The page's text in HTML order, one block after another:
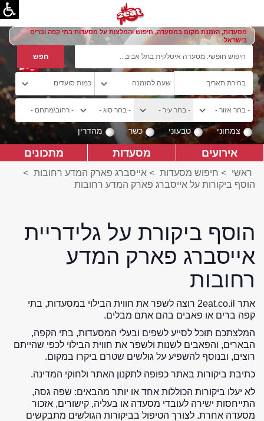
מסעדות, הזמנת מקום במסעדה, חיפוש והמלצות על מסעדות בתי קפה וברים
בישראל
צמחוני טבעוני כשר מהדרין
אירועים מסעדות מתכונים
ראשי > חיפוש מסעדות > אייסברג פארק המדע רחובות >
הוסף ביקורות על אייסברג פארק המדע רחובות
הוסף ביקורת על גלידריית
אייסברג פארק המדע
רחובות
אתר 2eat.co.il רוצה לשפר את חווית הבילוי במסעדות, בתי
קפה ברים או פאבים בהם אתם מבלים.
המלצתכם תוכל לסייע לשפים ובעלי המסעדות, בתי הקפה,
הבארים, והפאבים לשנות ולשפר את חווית הבילוי לכפי שהייתם
רוצים, ובנוסף להשפיע על גולשים שטרם ביקרו במקום.
כתיבת ביקורות באתר כפופה לתקנון האתר ולחוקי המדינה.
לא יעלו ביקורות הכוללות אחד או יותר מהבאים: שפה גסה,
התייחסות ישירה לעובדי מסעדה או בעליה, קישורים, אזכור
מסעדה אחרת. לצורך הטיפול בביקורות הגולשים מתבקשים